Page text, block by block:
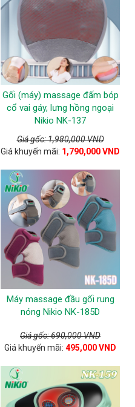
Gối (máy) massage đấm bóp
cổ vai gáy, lưng hồng ngoại
Nikio NK-137
Giá gốc: 1,980,000 VND
Giá khuyến mãi: 1,790,000 VND
Máy massage đầu gối rung
nóng Nikio NK-185D
Giá gốc: 690,000 VND
Giá khuyến mãi: 495,000 VND